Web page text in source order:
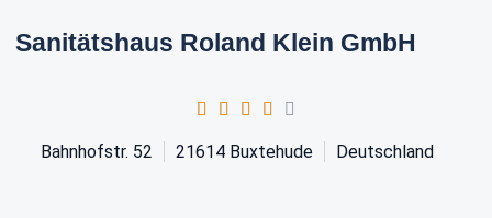
Sanitätshaus Roland Klein GmbH
Bahnhofstr. 52 21614 Buxtehude Deutschland